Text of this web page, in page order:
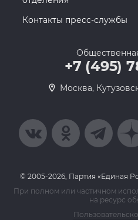
Контакты пресс-службы
+7 (495)
Москва,
© 2005-2026, Партия «Единая
При полном или частичном
на ресурс